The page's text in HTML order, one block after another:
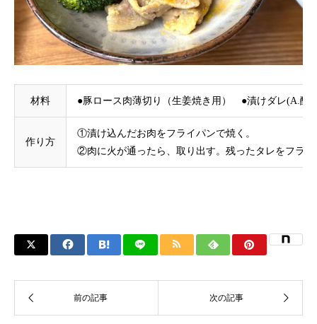
材料 ●豚ロース肉薄切り（生姜焼き用） ●漬けダレ(A.
作り方
①漬け込んだお肉をフライパンで焼く。
②肉に火が通ったら、取り出す。残ったタレをフラ